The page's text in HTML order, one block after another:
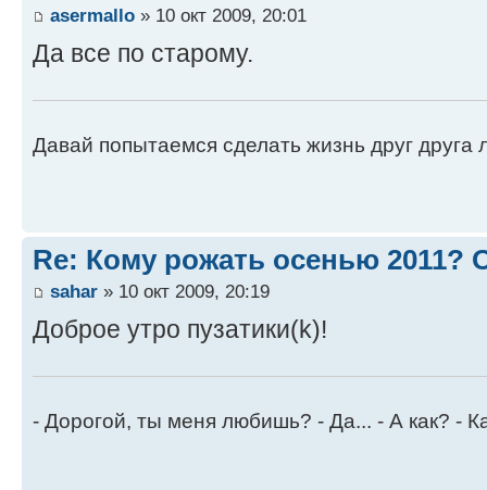
asermallo » 10 окт 2009, 20:01
Да все по старому.
Давай попытаемся сделать жизнь друг друга
Re: Кому рожать осенью 2011?
sahar » 10 окт 2009, 20:19
Доброе утро пузатики(k)!
- Дорогой, ты меня любишь? - Да... - А как? -